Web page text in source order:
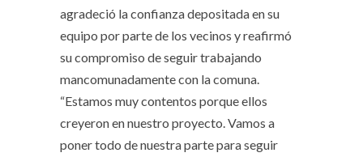
agradeció la confianza depositada en su
equipo por parte de los vecinos y reafirmó
su compromiso de seguir trabajando
mancomunadamente con la comuna.
“Estamos muy contentos porque ellos
creyeron en nuestro proyecto. Vamos a
poner todo de nuestra parte para seguir